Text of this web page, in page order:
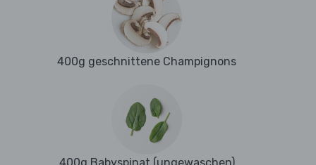
400g geschnittene Champignons